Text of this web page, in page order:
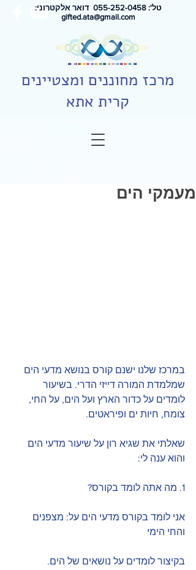
טל': 0 55-252-0458
דואר אלקטרוני:
gifted.ata@gmail.com
מרכז מחוננים ומצטיינים
קרית אתא
מעמקי הים
במרכז שלנו ישנם קורס בנושא מדעי הים
שמלמדת המורה דייזי הדרי. בשיעור
לומדים על כדור הארץ ועל הים, על החי,
צומח, חיות ים ופיראטים.
שאלתי את שגיא רון על שיעור מדעי הים
והוא ענה לי:
1. מה אתה לומד בקורס?
אני לומד בקורס מדעי הים על: מצפנים
והחי הימי
בקיצור לומדים על נושאים של הים.